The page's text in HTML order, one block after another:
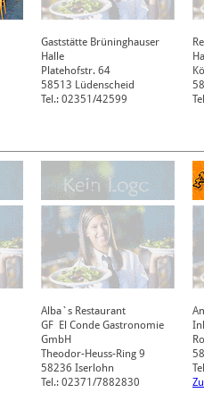
Gaststätte Brüninghauser
Halle
Platehofstr. 64
58513 Lüdenscheid
Tel.: 02351/42599
Alba`s Restaurant
GF El Conde Gastronomie
GmbH
Theodor-Heuss-Ring 9
58236 Iserlohn
Tel.: 02371/7882830